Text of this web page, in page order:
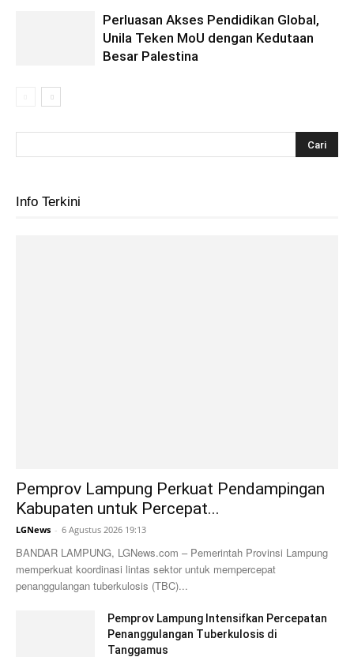
Perluasan Akses Pendidikan Global,
Unila Teken MoU dengan Kedutaan
Besar Palestina
Info Terkini
Pemprov Lampung Perkuat Pendampingan
Kabupaten untuk Percepat...
LGNews - 6 Agustus 2026 19:13
BANDAR LAMPUNG, LGNews.com – Pemerintah Provinsi Lampung
memperkuat koordinasi lintas sektor untuk mempercepat
penanggulangan tuberkulosis (TBC)...
Pemprov Lampung Intensifkan Percepatan
Penanggulangan Tuberkulosis di
Tanggamus